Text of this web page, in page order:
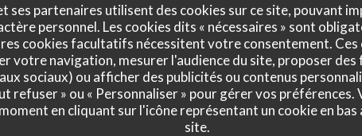
ses partenaires utilisent des cookies sur ce site, pouvant
personnel. Les cookies dits « nécessaires » sont
cookies facultatifs nécessitent votre consentement.
votre navigation, mesurer l'audience du site, proposer des
sociaux) ou afficher des publicités ou contenus
refuser » ou « Personnaliser » pour gérer vos
en cliquant sur l'icône représentant un cookie en bas
site.